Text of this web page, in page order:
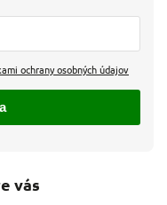
vás
ochrany osobných údajov